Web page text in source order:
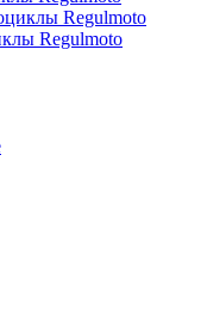
Regulmoto
Regulmoto